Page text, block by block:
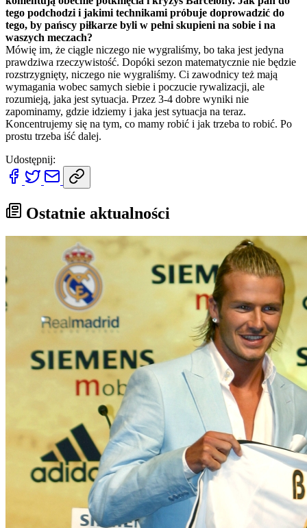
tego podchodzi i jakimi technikami próbuje doprowadzić do
tego, by pańscy piłkarze byli w pełni skupieni na sobie i na
waszych meczach?
Mówię im, że ciągle niczego nie wygraliśmy, bo taka jest jedyna
prawdziwa rzeczywistość. Dopóki sezon matematycznie nie będzie
rozstrzygnięty, niczego nie wygraliśmy. Ci zawodnicy też mają
wymagania wobec samych siebie i poczucie rywalizacji, ale
rozumieją, jaka jest sytuacja. Przez 3-4 dobre wyniki nie
zapominamy, gdzie idziemy i jaka jest sytuacja na teraz.
Koncentrujemy się na tym, co mamy robić i jak trzeba to robić. Po
prostu trzeba iść dalej.
Udostępnij:
Ostatnie aktualności